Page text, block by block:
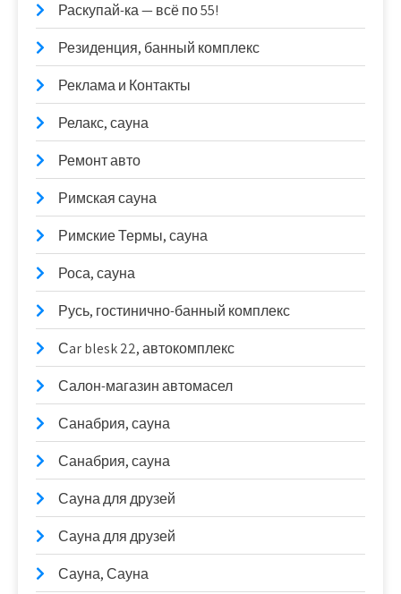
Раскупай-ка — всё по 55!
Резиденция, банный комплекс
Реклама и Контакты
Релакс, сауна
Ремонт авто
Римская сауна
Римские Термы, сауна
Роса, сауна
Русь, гостинично-банный комплекс
Сar blesk 22, автокомплекс
Салон-магазин автомасел
Санабрия, сауна
Санабрия, сауна
Сауна для друзей
Сауна для друзей
Сауна, Сауна